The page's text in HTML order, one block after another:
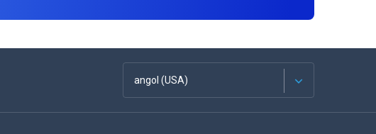
angol (USA)
Français